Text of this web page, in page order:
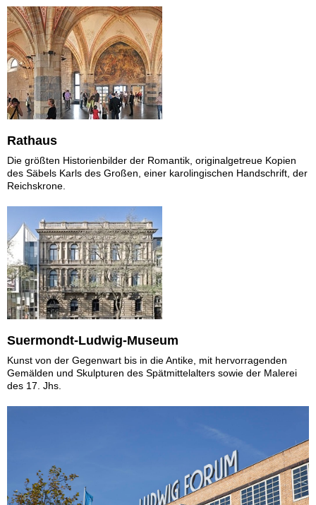
Rathaus
Die größten Historienbilder der Romantik, originalgetreue Kopien
des Säbels Karls des Großen, einer karolingischen Handschrift, der
Reichskrone.
Suermondt-Ludwig-Museum
Kunst von der Gegenwart bis in die Antike, mit hervorragenden
Gemälden und Skulpturen des Spätmittelalters sowie der Malerei
des 17. Jhs.